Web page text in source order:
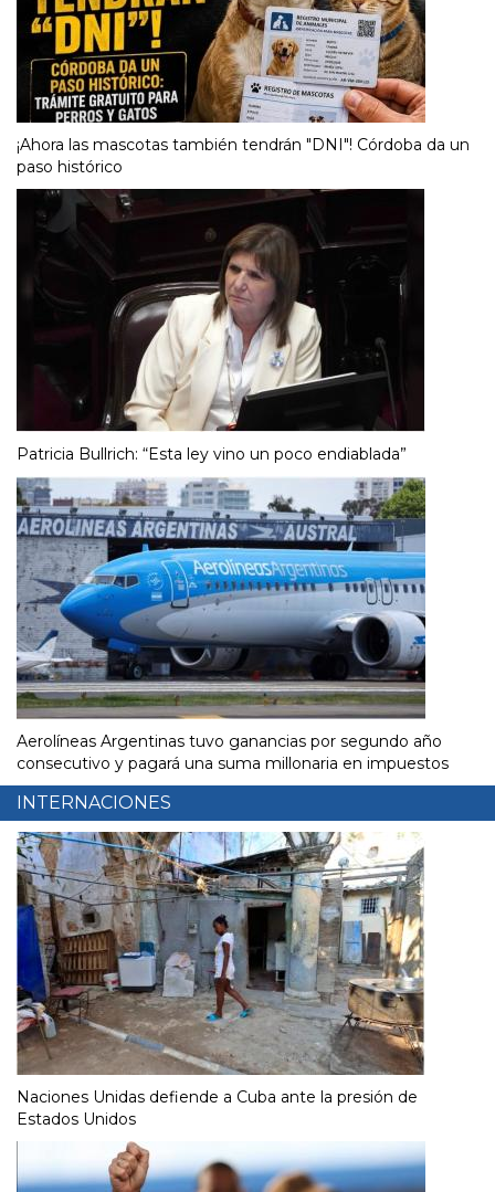
¡Ahora las mascotas también tendrán "DNI"! Córdoba da un
paso histórico
Patricia Bullrich: “Esta ley vino un poco endiablada”
Aerolíneas Argentinas tuvo ganancias por segundo año
consecutivo y pagará una suma millonaria en impuestos
INTERNACIONES
Naciones Unidas defiende a Cuba ante la presión de
Estados Unidos